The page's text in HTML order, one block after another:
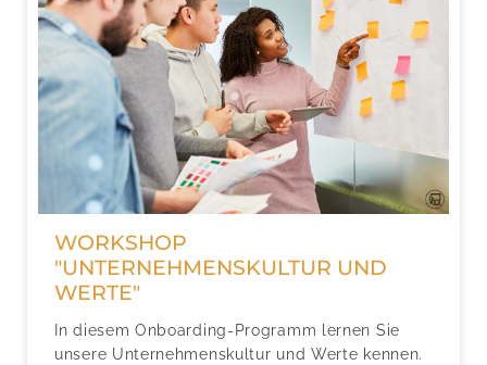
WORKSHOP
"UNTERNEHMENSKULTUR UND
WERTE"
In diesem Onboarding-Programm lernen Sie
unsere Unternehmenskultur und Werte kennen.